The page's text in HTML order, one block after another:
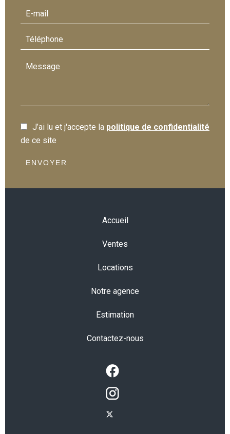
J’ai lu et j'accepte la politique de confidentialité
de ce site
ENVOYER
Accueil
Ventes
Locations
Notre agence
Estimation
Contactez-nous